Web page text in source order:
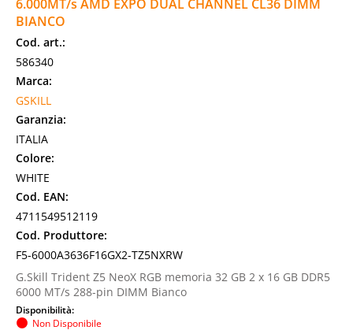
6.000MT/s AMD EXPO DUAL CHANNEL CL36 DIMM
BIANCO
Cod. art.:
586340
Marca:
GSKILL
Garanzia:
ITALIA
Colore:
WHITE
Cod. EAN:
4711549512119
Cod. Produttore:
F5-6000A3636F16GX2-TZ5NXRW
G.Skill Trident Z5 NeoX RGB memoria 32 GB 2 x 16 GB DDR5
6000 MT/s 288-pin DIMM Bianco
Disponibilità:
Non Disponibile